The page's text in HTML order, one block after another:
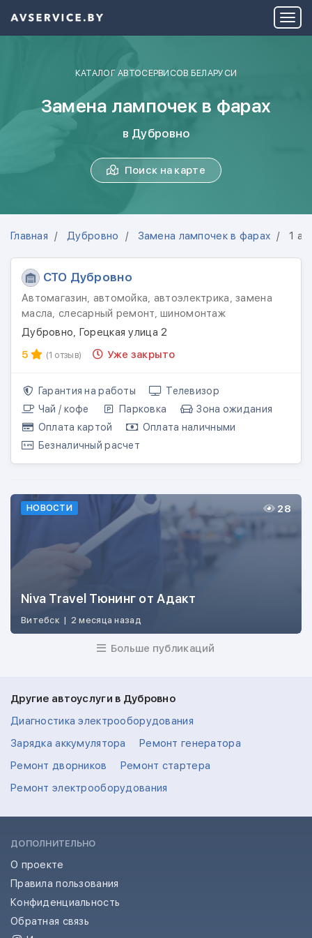
КАТАЛОГ АВТОСЕРВИСОВ БЕЛАРУСИ
Замена лампочек в фарах
в Дубровно
Поиск на карте
Главная Дубровно Замена лампочек в фарах 1
СТО Дубровно
Автомагазин, автомойка, автоэлектрика, замена
масла, слесарный ремонт, шиномонтаж
Дубровно, Горецкая улица 2
5
(1 отзыв) Уже закрыто
Гарантия на работы
Телевизор
Чай / кофе
Парковка
Зона ожидания
Оплата картой
Оплата наличными
Безналичный расчет
НОВОСТИ
Niva Travel Тюнинг от Адакт
Витебск | 2 месяца назад
28
Больше публикаций
Другие автоуслуги в Дубровно
Диагностика электрооборудования
Зарядка аккумулятора
Ремонт генератора
Ремонт дворников
Ремонт стартера
Ремонт электрооборудования
ДОПОЛНИТЕЛЬНО
О проекте
Правила пользования
Конфиденциальность
Обратная связь